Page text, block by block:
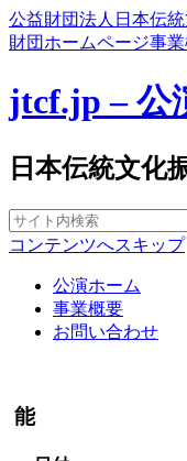
公益財団法人日本伝
財団ホームページ事
jtcf.jp – 公
日本伝統文化
コンテンツへスキップ
公演ホーム
事業概要
お問い合わせ
能